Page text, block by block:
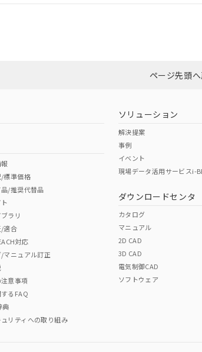
ダウンロードはこちら
Cr(VI)
も、流通在庫等で未対応品が混在する可能性があ
売店へお問い合わせください。
ページ先頭
標準価格
/推奨代替品
ラリ
適合
対応
マニュアル訂正
意事項
るFAQ
典
リティへの取り組み
ソリューション
解決提案
事例
イベント
現場データ活用サービスi-
ダウンロードセンタ
カタログ
マニュアル
2D CAD
3D CAD
電気制御CAD
ソフトウェア